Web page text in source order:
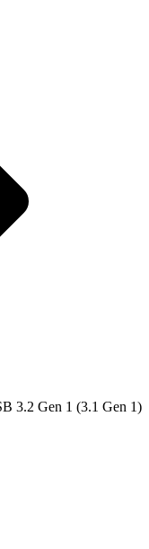
3.2 Gen 1 (3.1 Gen 1)